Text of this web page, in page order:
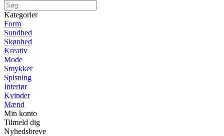
Kategorier
Form
Sundhed
Skønhed
Kreativ
Mode
Smykker
Spisning
Interiør
Kvinder
Mænd
Min konto
Tilmeld dig
Nyhedsbreve